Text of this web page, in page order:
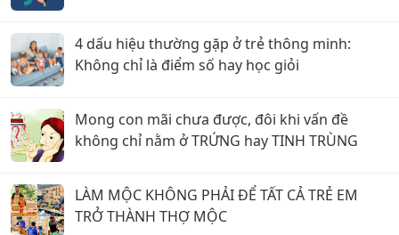
4 dấu hiệu thường gặp ở trẻ thông minh:
Không chỉ là điểm số hay học giỏi
Mong con mãi chưa được, đôi khi vấn đề
không chỉ nằm ở TRỨNG hay TINH TRÙNG
LÀM MỘC KHÔNG PHẢI ĐỂ TẤT CẢ TRẺ EM
TRỞ THÀNH THỢ MỘC